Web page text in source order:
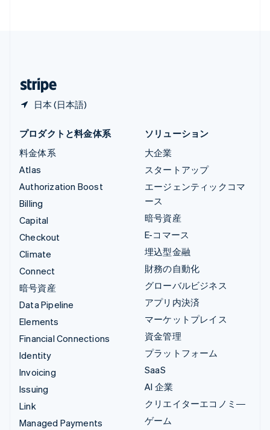
日本 (日本語)
プロダクトと料金体系
料金体系
Atlas
Authorization Boost
Billing
Capital
Checkout
Climate
Connect
暗号資産
Data Pipeline
Elements
Financial Connections
Identity
Invoicing
Issuing
Link
Managed Payments
ソリューション
大企業
スタートアップ
エージェンティックコマ
ース
暗号資産
E-コマース
埋込型金融
財務の自動化
グローバルビジネス
アプリ内決済
マーケットプレイス
資金管理
プラットフォーム
SaaS
AI 企業
クリエイターエコノミ―
ゲーム